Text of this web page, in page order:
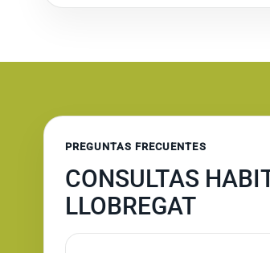
PREGUNTAS FRECUENTES
CONSULTAS
LLOBREGAT